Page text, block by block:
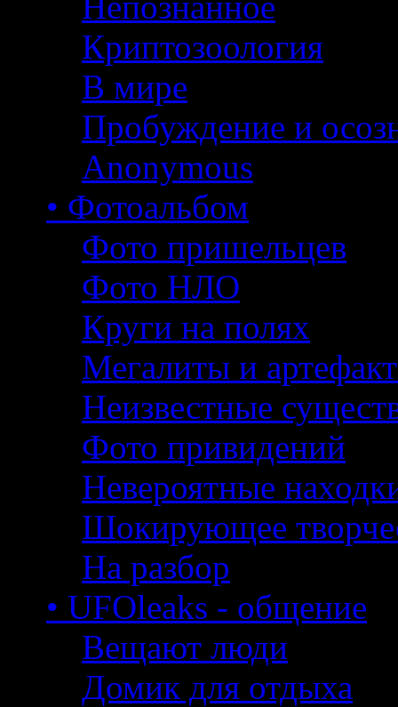
Криптозоология
В мире
Пробуждение и
Anonymous
• Фотоальбом
Фото пришельцев
Фото НЛО
Круги на полях
Мегалиты и
Неизвестные
Фото привидений
Невероятные
Шокирующее
На разбор
• UFOleaks - общение
Вещают люди
Домик для отдыха